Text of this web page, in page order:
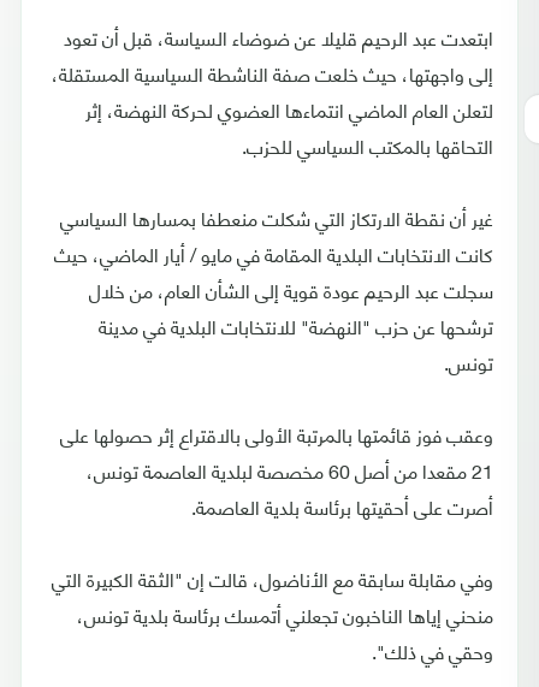
ابتعدت عبد الرحيم قليلا عن ضوضاء السياسة، قبل أن تعود
إلى واجهتها، حيث خلعت صفة الناشطة السياسية المستقلة،
لتعلن العام الماضي انتماءها العضوي لحركة النهضة، إثر
التحاقها بالمكتب السياسي للحزب.
غير أن نقطة الارتكاز التي شكلت منعطفا بمسارها السياسي
كانت الانتخابات البلدية المقامة في مايو / أيار الماضي، حيث
سجلت عبد الرحيم عودة قوية إلى الشأن العام، من خلال
ترشحها عن حزب "النهضة" للانتخابات البلدية في مدينة
تونس.
وعقب فوز قائمتها بالمرتبة الأولى بالاقتراع إثر حصولها على
21 مقعدا من أصل 60 مخصصة لبلدية العاصمة تونس،
أصرت على أحقيتها برئاسة بلدية العاصمة.
وفي مقابلة سابقة مع الأناضول، قالت إن "الثقة الكبيرة التي
منحني إياها الناخبون تجعلني أتمسك برئاسة بلدية تونس،
وحقي في ذلك".